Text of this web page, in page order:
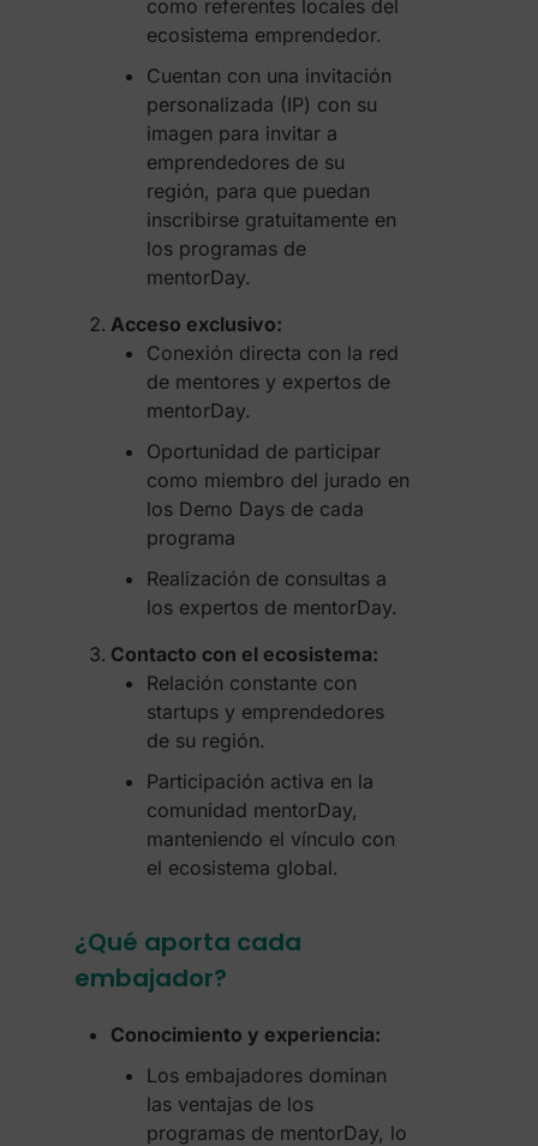
como referentes locales del
ecosistema emprendedor.
Cuentan con una invitación
personalizada (IP) con su
imagen para invitar a
emprendedores de su
región, para que puedan
inscribirse gratuitamente en
los programas de
mentorDay.
Acceso exclusivo:
Conexión directa con la red
de mentores y expertos de
mentorDay.
Oportunidad de participar
como miembro del jurado en
los Demo Days de cada
programa
Realización de consultas a
los expertos de mentorDay.
Contacto con el ecosistema:
Relación constante con
startups y emprendedores
de su región.
Participación activa en la
comunidad mentorDay,
manteniendo el vínculo con
el ecosistema global.
¿Qué aporta cada
embajador?
Conocimiento y experiencia:
Los embajadores dominan
las ventajas de los
programas de mentorDay, lo